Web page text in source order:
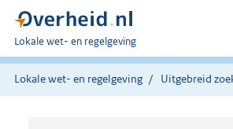
U
bent
hier:
Lokale wet- en regelgeving
Lokale wet- en regelgeving Uitgebreid